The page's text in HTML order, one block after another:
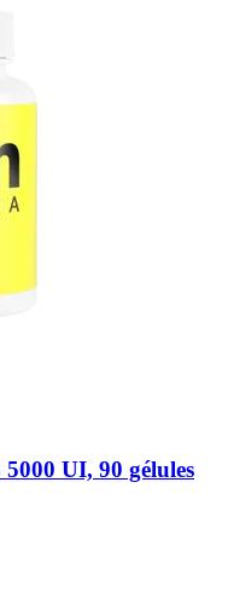
UI, 90 gélules